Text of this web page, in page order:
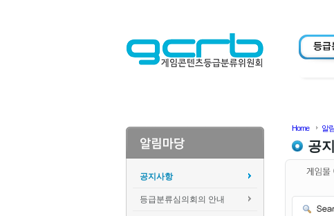
공지사항
등급분류심의회의 안내
Home 알
공